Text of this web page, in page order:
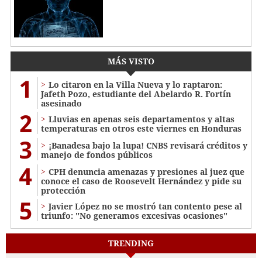
MÁS VISTO
1
Lo citaron en la Villa Nueva y lo raptaron:
Jafeth Pozo, estudiante del Abelardo R. Fortín
asesinado
2
Lluvias en apenas seis departamentos y altas
temperaturas en otros este viernes en Honduras
3
¡Banadesa bajo la lupa! CNBS revisará créditos y
manejo de fondos públicos
4
CPH denuncia amenazas y presiones al juez que
conoce el caso de Roosevelt Hernández y pide su
protección
5
Javier López no se mostró tan contento pese al
triunfo: "No generamos excesivas ocasiones"
TRENDING